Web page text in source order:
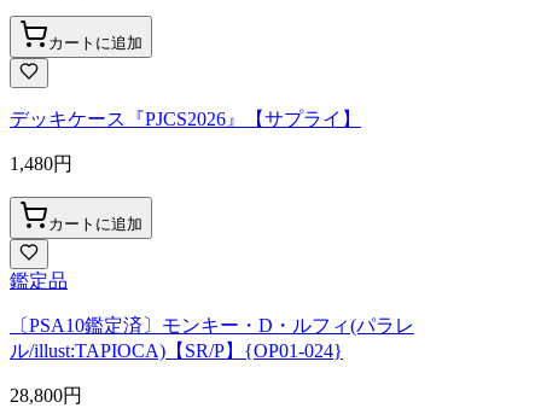
カートに追加
デッキケース『PJCS2026』【サプライ】
1,480円
カートに追加
鑑定品
〔PSA10鑑定済〕モンキー・D・ルフィ(パラレ
ル/illust:TAPIOCA)【SR/P】{OP01-024}
28,800円